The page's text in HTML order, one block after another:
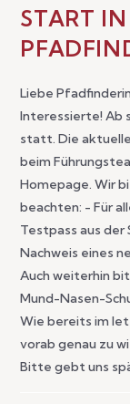
START
Liebe
Interessierte! Ab
statt. Die
beim
Homepage. Wir
beachten: - Für
Testpass aus der
Nachweis eines
Auch weiterhin
Mund-Nasen-
Wie bereits im
vorab genau zu
Bitte gebt uns